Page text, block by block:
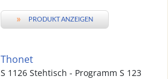
» PRODUKT ANZEIGEN
Thonet
S 1126 Stehtisch - Programm S 123